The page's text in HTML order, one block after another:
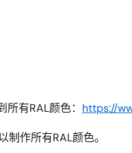
有RAL颜色： https://
作所有RAL颜色。